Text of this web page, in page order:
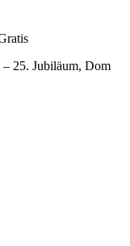
25. Jubiläum, Dom